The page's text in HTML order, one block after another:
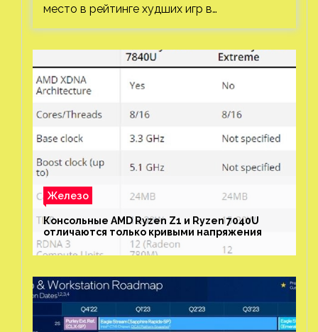
место в рейтинге худших игр в…
Железо
Консольные AMD Ryzen Z1 и Ryzen 7040U
отличаются только кривыми напряжения